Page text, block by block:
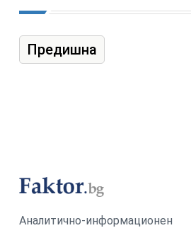
Предишна
Аналитично-информационен